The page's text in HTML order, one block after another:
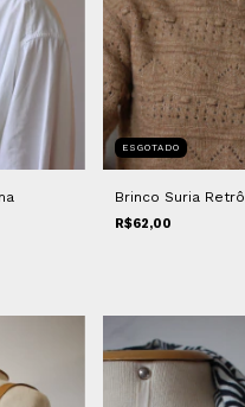
ESGOTADO
Brinco Suria Retrô
R$62,00